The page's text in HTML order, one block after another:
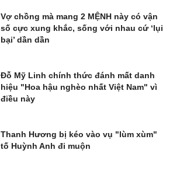
Vợ chồng mà mang 2 MỆNH này có vận
số cực xung khắc, sống với nhau cứ ‘lụi
bại’ dần dần
Đỗ Mỹ Linh chính thức đánh mất danh
hiệu "Hoa hậu nghèo nhất Việt Nam" vì
điều này
Thanh Hương bị kéo vào vụ "lùm xùm"
tố Huỳnh Anh đi muộn